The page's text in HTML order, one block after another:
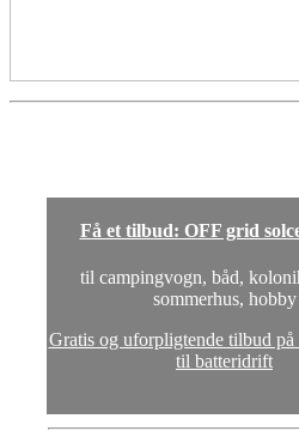
Få et tilbud: OFF grid
til campingvogn, båd,
sommerhus, hobby
Gratis og uforpligtende tilbud
til batteridrift